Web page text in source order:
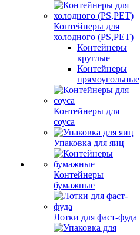
Контейнеры для
холодного (PS,PET)
Контейнеры
круглые
Контейнеры
прямоугольные
Контейнеры для
соуса
Упаковка для яиц
Контейнеры
бумажные
Лотки для фаст-фуда